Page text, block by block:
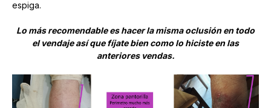
espiga.
Lo más recomendable es hacer la misma oclusión en todo
el vendaje así que fíjate bien como lo hiciste en las
anteriores vendas.